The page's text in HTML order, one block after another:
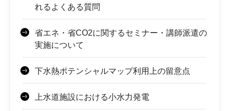
れるよくある質問
省エネ・省CO2に関するセミナー・講師派遣の
実施について
下水熱ポテンシャルマップ利用上の留意点
上水道施設における小水力発電